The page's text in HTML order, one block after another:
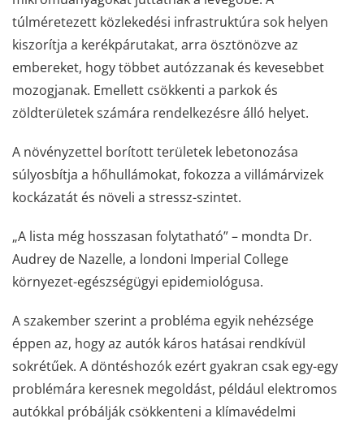
túlméretezett közlekedési infrastruktúra sok helyen
kiszorítja a kerékpárutakat, arra ösztönözve az
embereket, hogy többet autózzanak és kevesebbet
mozogjanak. Emellett csökkenti a parkok és
zöldterületek számára rendelkezésre álló helyet.
A növényzettel borított területek lebetonozása
súlyosbítja a hőhullámokat, fokozza a villámárvizek
kockázatát és növeli a stressz-szintet.
„A lista még hosszasan folytatható” – mondta Dr.
Audrey de Nazelle, a londoni Imperial College
környezet-egészségügyi epidemiológusa.
A szakember szerint a probléma egyik nehézsége
éppen az, hogy az autók káros hatásai rendkívül
sokrétűek. A döntéshozók ezért gyakran csak egy-egy
problémára keresnek megoldást, például elektromos
autókkal próbálják csökkenteni a klímavédelmi